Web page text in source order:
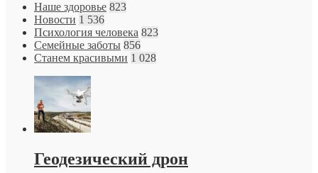
Наше здоровье 823
Новости 1 536
Психология человека 823
Семейные заботы 856
Станем красивыми 1 028
Геодезический дрон